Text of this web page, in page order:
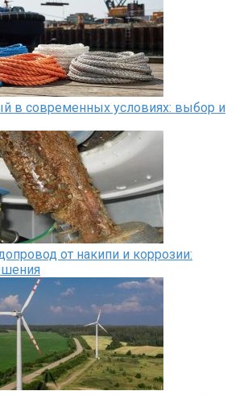
в современных условиях: выбор и
от накипи и коррозии: